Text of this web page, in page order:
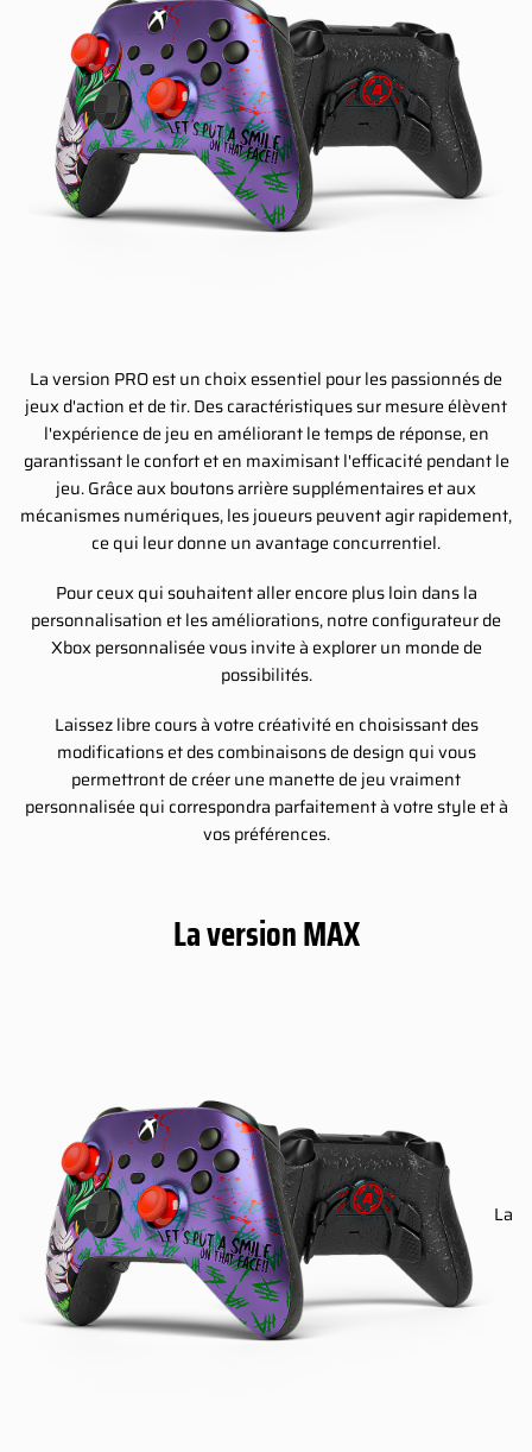
La version PRO est un choix essentiel pour les passionnés de
jeux d'action et de tir. Des caractéristiques sur mesure élèvent
l'expérience de jeu en améliorant le temps de réponse, en
garantissant le confort et en maximisant l'efficacité pendant le
jeu. Grâce aux boutons arrière supplémentaires et aux
mécanismes numériques, les joueurs peuvent agir rapidement,
ce qui leur donne un avantage concurrentiel.
Pour ceux qui souhaitent aller encore plus loin dans la
personnalisation et les améliorations, notre configurateur de
Xbox personnalisée vous invite à explorer un monde de
possibilités.
Laissez libre cours à votre créativité en choisissant des
modifications et des combinaisons de design qui vous
permettront de créer une manette de jeu vraiment
personnalisée qui correspondra parfaitement à votre style et à
vos préférences.
La version MAX
La